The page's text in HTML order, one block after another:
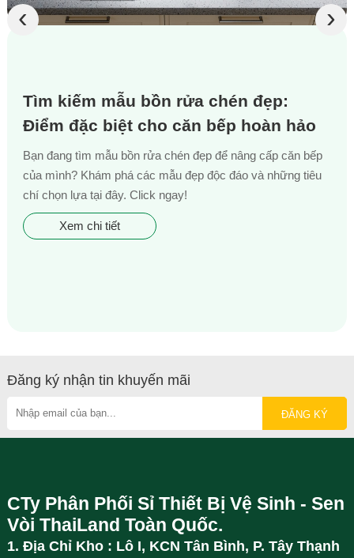
Tìm kiếm mẫu bồn rửa chén đẹp:
Điểm đặc biệt cho căn bếp hoàn hảo
Bạn đang tìm mẫu bồn rửa chén đẹp để nâng cấp căn bếp
của mình? Khám phá các mẫu đẹp độc đáo và những tiêu
chí chọn lựa tại đây. Click ngay!
Xem chi tiết
‹ ›
Đăng ký nhận tin khuyến mãi
CTy Phân Phối Sỉ Thiết Bị Vệ Sinh - Sen
Vòi ThaiLand Toàn Quốc.
1. Địa Chỉ Kho : Lô I, KCN Tân Bình, P. Tây Thạnh